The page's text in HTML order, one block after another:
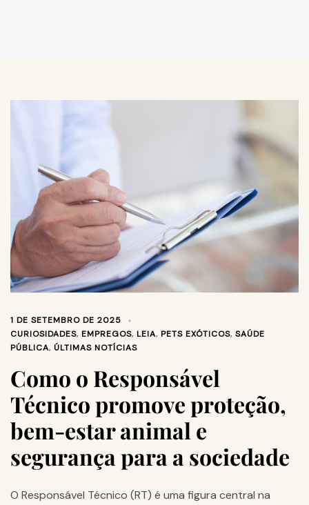
1 DE SETEMBRO DE 2025
CURIOSIDADES, EMPREGOS, LEIA, PETS EXÓTICOS, SAÚDE
PÚBLICA, ÚLTIMAS NOTÍCIAS
Como o Responsável
Técnico promove proteção,
bem-estar animal e
segurança para a sociedade
O Responsável Técnico (RT) é uma figura central na